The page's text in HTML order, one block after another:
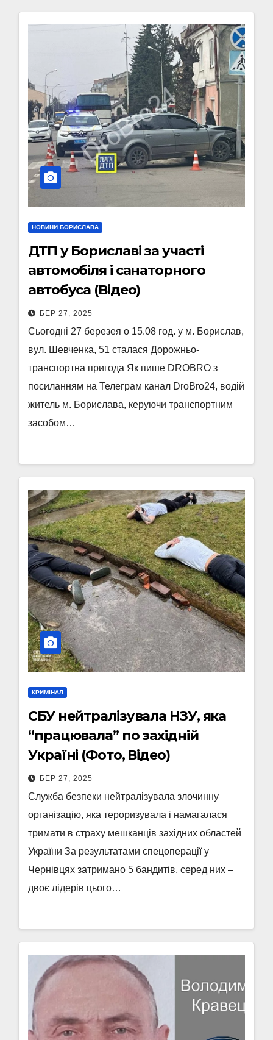
НОВИНИ БОРИСЛАВА
ДТП у Бориславі за участі
автомобіля і санаторного
автобуса (Відео)
БЕР 27, 2025
Сьогодні 27 березея о 15.08 год. у м. Борислав,
вул. Шевченка, 51 сталася Дорожньо-
транспортна пригода Як пише DROBRO з
посиланням на Телеграм канал DroBro24, водій
житель м. Борислава, керуючи транспортним
засобом…
КРИМІНАЛ
СБУ нейтралізувала НЗУ, яка
“працювала” по західній
Україні (Фото, Відео)
БЕР 27, 2025
Служба безпеки нейтралізувала злочинну
організацію, яка тероризувала і намагалася
тримати в страху мешканців західних областей
України За результатами спецоперації у
Чернівцях затримано 5 бандитів, серед них –
двоє лідерів цього…